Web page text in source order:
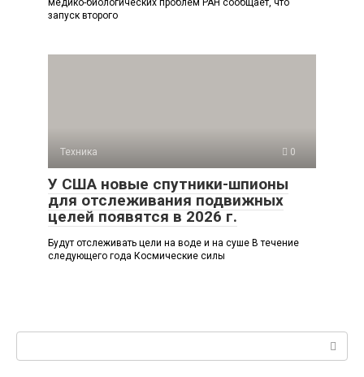
медико-биологических проблем РАН сообщает, что
запуск второго
Техника 0
У США новые спутники-шпионы
для отслеживания подвижных
целей появятся в 2026 г.
Будут отслеживать цели на воде и на суше В течение
следующего года Космические силы